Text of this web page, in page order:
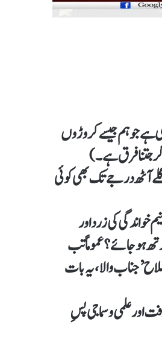
ہے جو ہم جیسے کروڑوں
جتنا فرق ہے۔)
آٹھ درجے تک بھی کوئی
خواندگی کی زرد اور
ہو جائے؟ عموماً تب
’جناب والا، یہ بات
اور علمی و سماجی پسِ